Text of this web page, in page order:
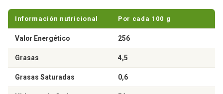
Información nutricional Por cada 100 g
Valor Energético 256
Grasas 4,5
Grasas Saturadas 0,6